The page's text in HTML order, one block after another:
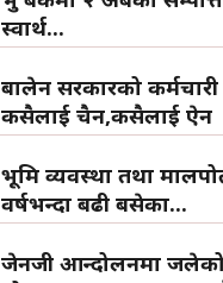
स्वार्थ...
बालेन सरकारको
कसैलाई चैन,कसैलाई ऐन
भूमि व्यवस्था तथा
वर्षभन्दा बढी बसेका...
जेनजी आन्दोलनमा